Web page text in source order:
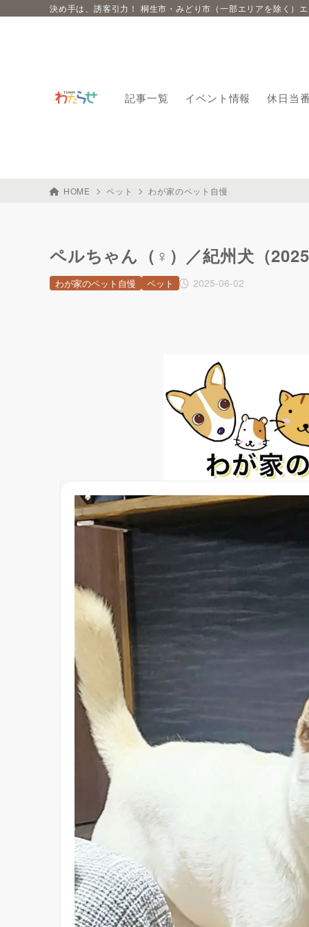
決め手は、誘客引力！ 桐生市・みどり市（一部エリアを除く）
記事一覧 イベント情報 休日当
HOME ペット わが家のペット自慢
ペルちゃん（♀）／紀州犬（
2025-06-02
わが家のペット自慢 ペット